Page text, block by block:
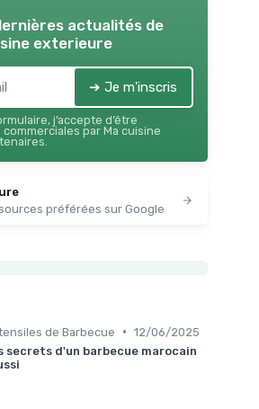
actualités de
exterieure
➔ Je m'inscris
j’accepte d’être
par Ma cuisine
préférées sur Google
de Barbecue • 12/06/2025
secrets d'un barbecue marocain